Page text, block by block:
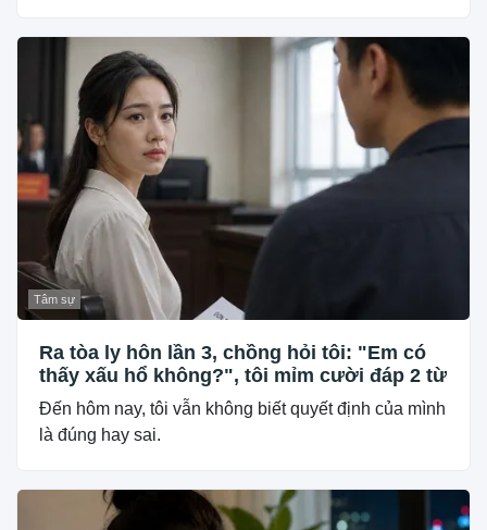
Tâm sự
Ra tòa ly hôn lần 3, chồng hỏi tôi: "Em có
thấy xấu hổ không?", tôi mỉm cười đáp 2 từ
Đến hôm nay, tôi vẫn không biết quyết định của mình
là đúng hay sai.